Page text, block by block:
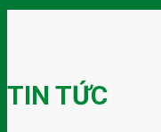
TIN TỨC